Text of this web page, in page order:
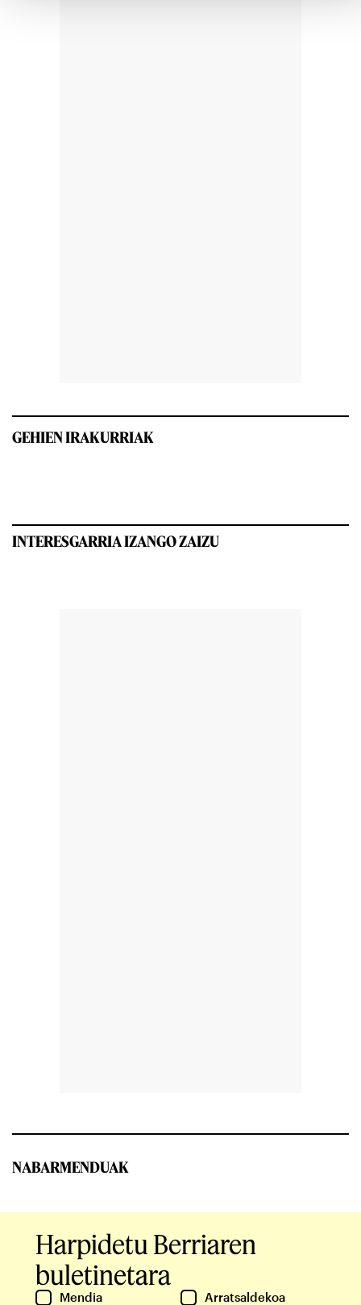
GEHIEN IRAKURRIAK
INTERESGARRIA IZANGO ZAIZU
NABARMENDUAK
Harpidetu Berriaren
buletinetara
Mendia
Arratsaldekoa